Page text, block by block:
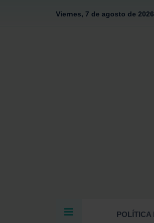
Viernes, 7 de agosto de 2026
POLÍTICA